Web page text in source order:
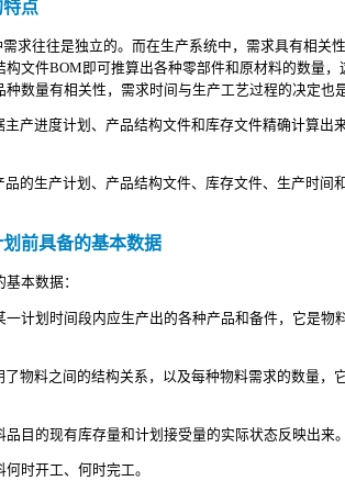
点
求往往是独立的。而在生产系统中，需求具有相关
文件BOM即可推算出各种零部件和原材料的数量，
数量有相关性，需求时间与生产工艺过程的决定也
产进度计划、产品结构文件和库存文件精确计算出
的生产计划、产品结构文件、库存文件、生产时间
前具备的基本数据
本数据：
计划时间段内应生产出的各种产品和备件，它是物
物料之间的结构关系，以及每种物料需求的数量，
目的现有库存量和计划接受量的实际状态反映出来。
时开工、何时完工。